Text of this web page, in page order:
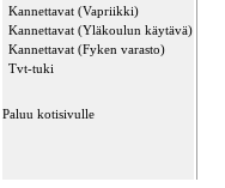
Kannettavat (Vapriikki)
Kannettavat (Yläkoulun käytävä)
Kannettavat (Fyken varasto)
Tvt-tuki
Paluu kotisivulle